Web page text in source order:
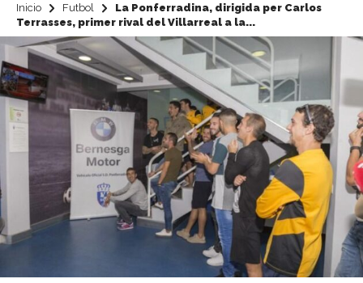
Inicio Futbol
La Ponferradina, dirigida per Carlos
Terrasses, primer rival del Villarreal a la...